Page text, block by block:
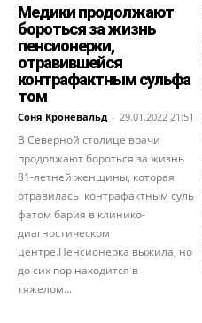
Медики продолжают
бороться за жизнь
пенсионерки,
отравившейся
контрафактным сульфа
том
Соня Кроневальд - 29.01.2022 21:51
В Северной столице врачи
продолжают бороться за жизнь
81-летней женщины, которая
отравилась контрафактным суль
фатом бария в клинико-
диагностическом
центре.Пенсионерка выжила, но
до сих пор находится в
тяжелом...